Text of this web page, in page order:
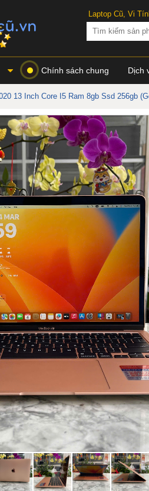
Laptop Cũ, Vi
Chính sách chung Dịch
13 Inch Core I5 Ram 8gb Ssd 256gb